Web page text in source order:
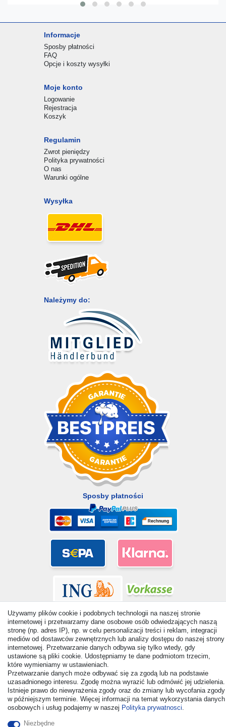
Informacje
Sposby płatności
FAQ
Opcje i koszty wysyłki
Moje konto
Logowanie
Rejestracja
Koszyk
Regulamin
Zwrot pieniędzy
Polityka prywatności
O nas
Warunki ogólne
Wysyłka
Należymy do:
Sposby płatności
© Copyright 2026 | Wszelkie prawa zastrzezone. - All rights
reserved. Prices incl. VAT. 19% VAT Basic prices see article detail
| * Applies to deliveries to the UK!
Używamy plików cookie i podobnych technologii na naszej stronie
internetowej i przetwarzamy dane osobowe osób odwiedzających naszą
stronę (np. adres IP), np. w celu personalizacji treści i reklam, integracji
mediów od dostawców zewnętrznych lub analizy dostępu do naszej strony
internetowej. Przetwarzanie danych odbywa się tylko wtedy, gdy
ustawione są pliki cookie. Udostępniamy te dane podmiotom trzecim,
które wymieniamy w ustawieniach.
Przetwarzanie danych może odbywać się za zgodą lub na podstawie
uzasadnionego interesu. Zgodę można wyrazić lub odmówić jej udzielenia.
Istnieje prawo do niewyrażenia zgody oraz do zmiany lub wycofania zgody
w późniejszym terminie. Więcej informacji na temat wykorzystania danych
osobowych i usług podajemy w naszej Polityka prywatnosci.
Niezbędne
Odstąp od umowy tutaj Kontakt